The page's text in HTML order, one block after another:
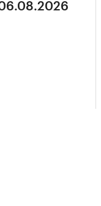
06.08.2026